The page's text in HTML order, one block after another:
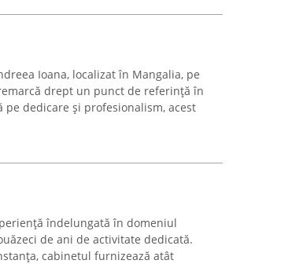
Ioana, localizat în Mangalia, pe
drept un punct de referință în
dedicare și profesionalism, acest
îndelungată în domeniul
de ani de activitate dedicată.
cabinetul furnizează atât